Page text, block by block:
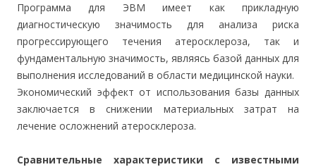
Программа для ЭВМ имеет как прикладную
диагностическую значимость для анализа риска
прогрессирующего течения атеросклероза, так и
фундаментальную значимость, являясь базой данных для
выполнения исследований в области медицинской науки.
Экономический эффект от использования базы данных
заключается в снижении материальных затрат на
лечение осложнений атеросклероза.
Сравнительные характеристики с известными